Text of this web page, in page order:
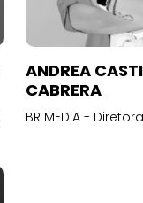
ANDREA
CABRERA
BR MEDIA -